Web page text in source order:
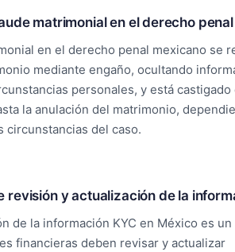
matrimonial en el derecho
en el derecho penal mexicano se
mediante engaño, ocultando
personales, y está castigado
la anulación del matrimonio,
circunstancias del caso.
revisión y actualización de la
de la información KYC en México es
financieras deben revisar y actualizar